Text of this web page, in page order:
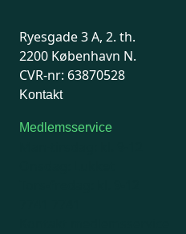
Ryesgade 3 A, 2. th.
2200 København N.
CVR-nr: 63870528
Kontakt
Medlemsservice